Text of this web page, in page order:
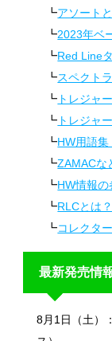
アソート
2023年ベ
Red Line
スペクト
トレジャ
トレジャ
HW用語
ZAMACな
HW情報
RLCとは
コレクタ
最新発売情
8月1日（土）